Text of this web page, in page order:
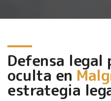
Defensa legal
oculta en
estrategia